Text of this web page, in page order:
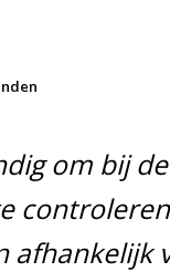
om bij
afhankelijk